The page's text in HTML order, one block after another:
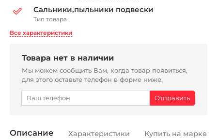
Сальники,пыльники подвески
Тип товара
Все характеристики
Товара нет в наличии
Мы можем сообщить Вам, когда товар появиться,
для этого оставьте телефон в форме ниже.
Описание Характеристики Купить на